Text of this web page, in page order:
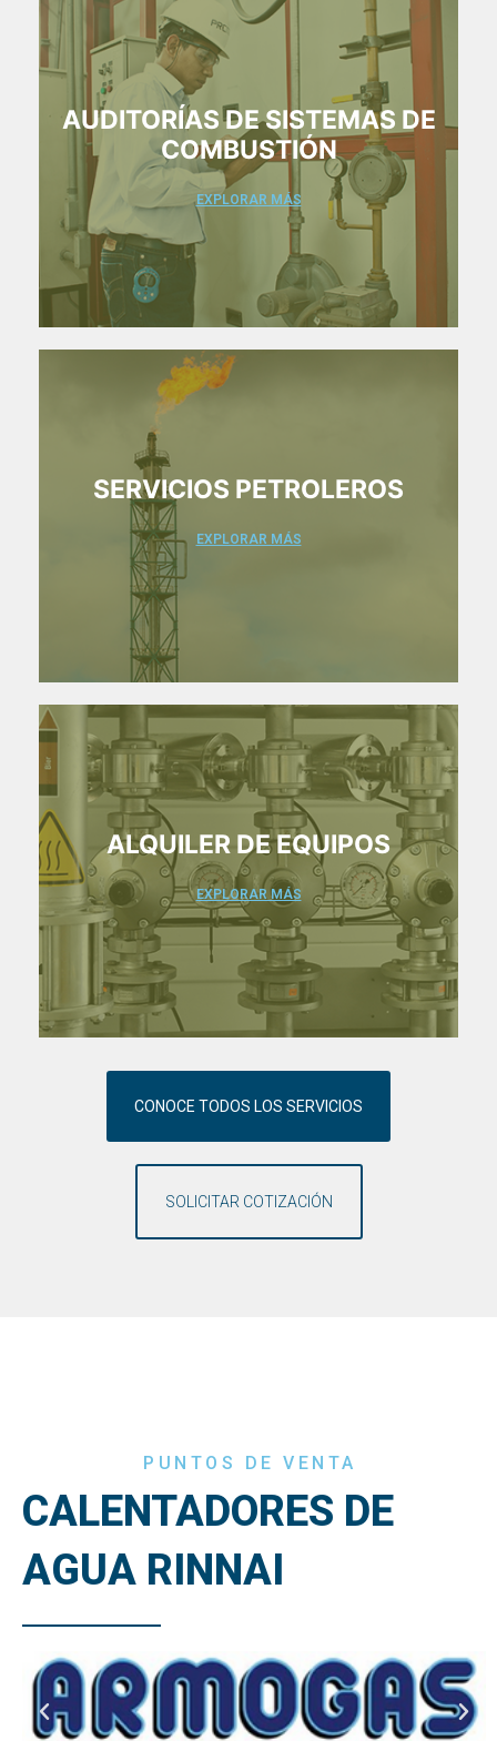
AUDITORÍAS DE SISTEMAS DE
COMBUSTIÓN
EXPLORAR MÁS
SERVICIOS PETROLEROS
EXPLORAR MÁS
ALQUILER DE EQUIPOS
EXPLORAR MÁS
CONOCE TODOS LOS SERVICIOS
SOLICITAR COTIZACIÓN
PUNTOS DE VENTA
CALENTADORES DE
AGUA RINNAI